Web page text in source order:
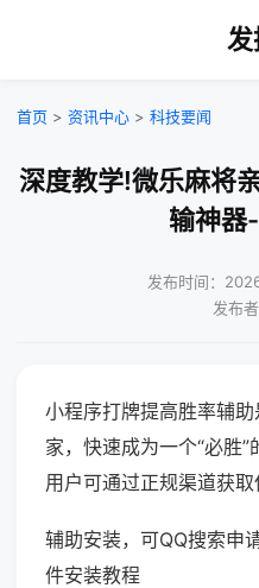
发
首页 > 资讯中心 > 科技要闻
深度教学!微乐麻将
输神器
发布时间：
发布
小程序打牌提高胜率辅
家，快速成为一个“必胜
用户可通过正规渠道获取
辅助安装，可QQ搜索
件安装教程